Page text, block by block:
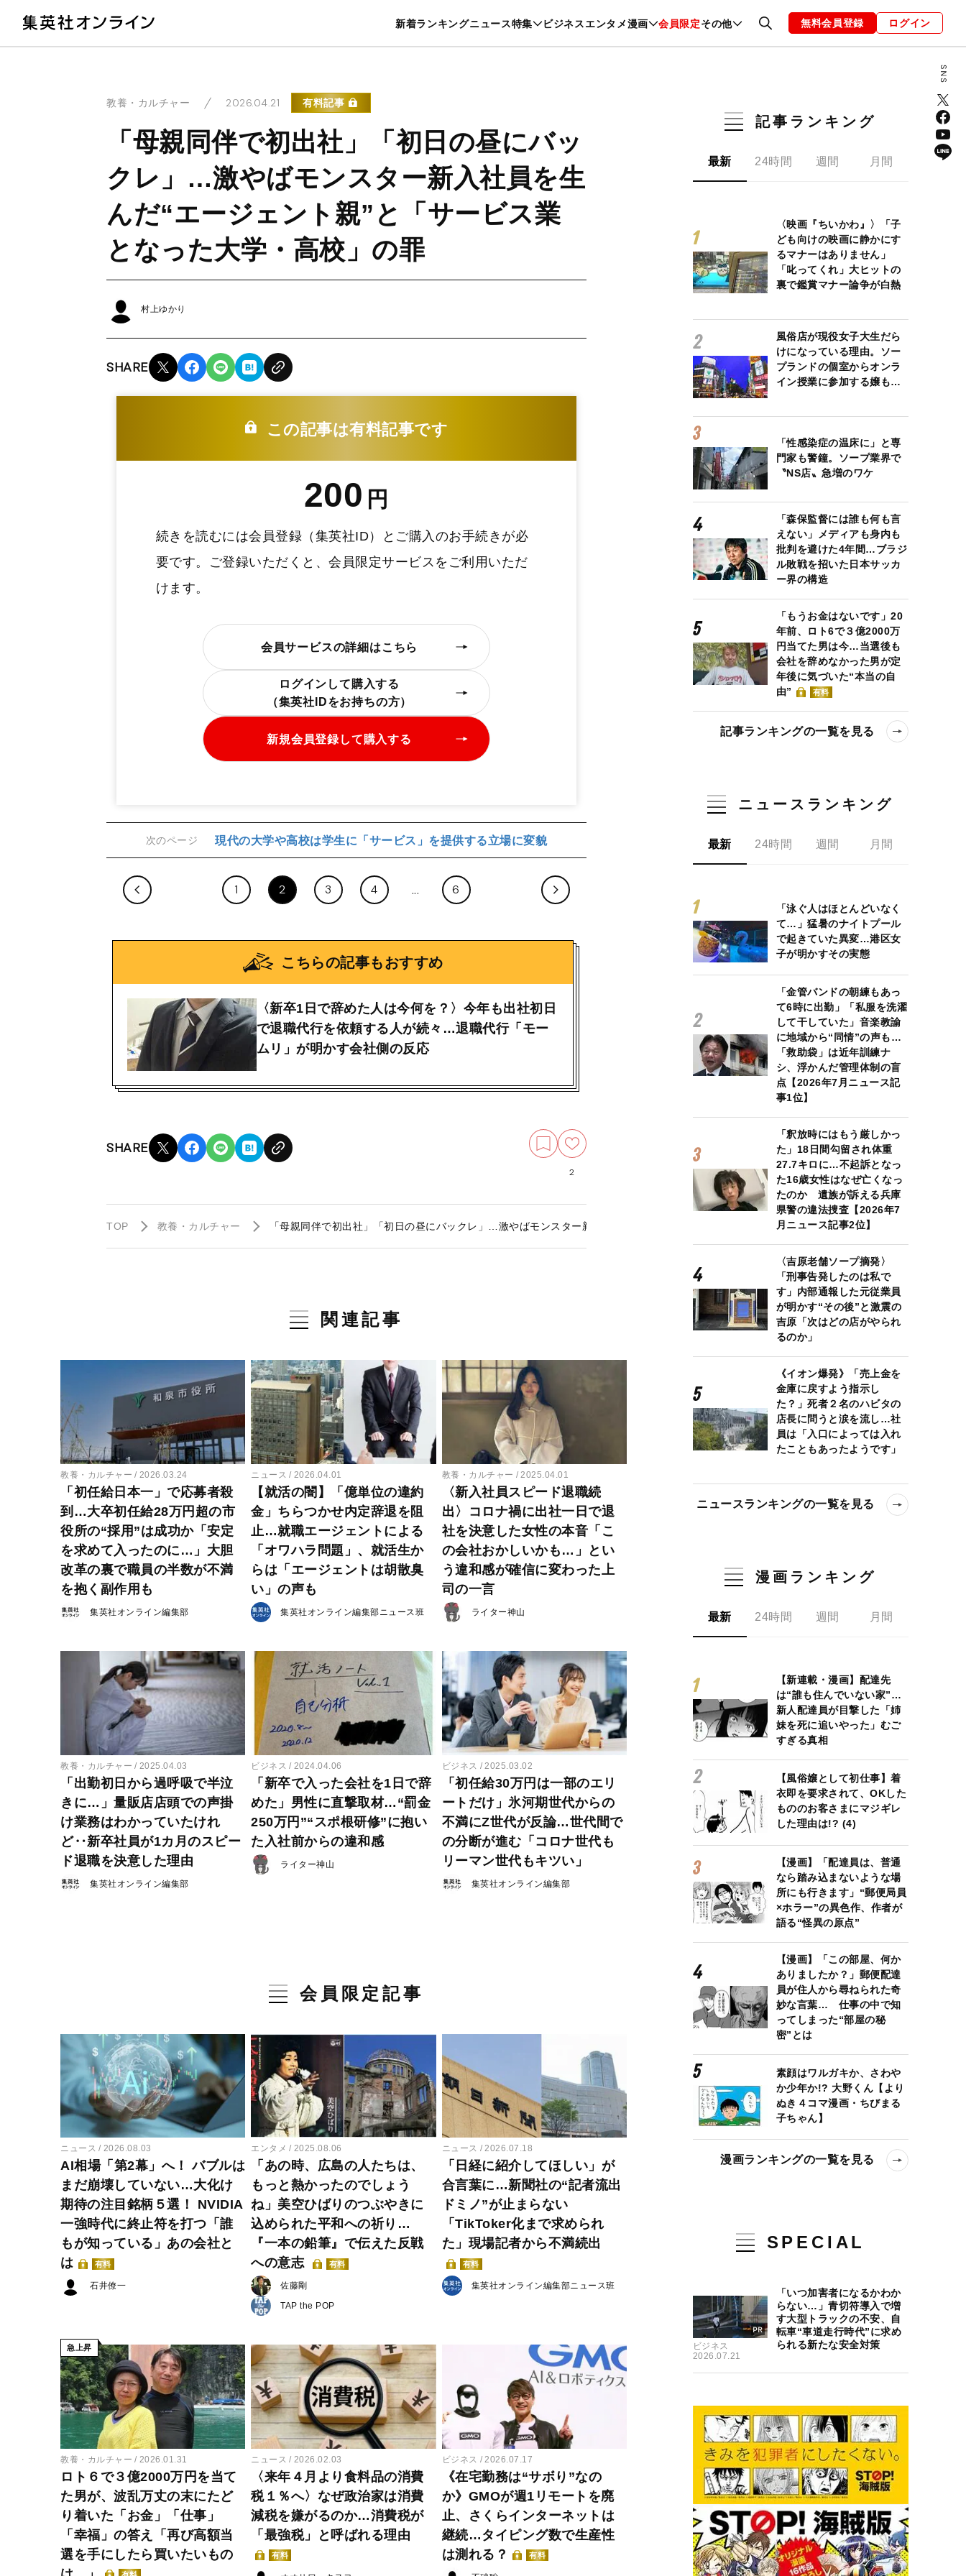
新着ランキングニュース特集 ビジネスエンタメ漫画 会員限定その他
暮らし スポーツ ヘルスケア 美容 グルメ ファッション 恋愛・結婚 編集部 お知らせ
無料会員登録 ログイン
教養・カルチャー 2026.04.21 有料記事
「母親同伴で初出社」「初日の昼にバッ
クレ」…激やばモンスター新入社員を生
んだ“エージェント親”と「サービス業
となった大学・高校」の罪
村上ゆかり
SHARE
この記事は有料記事です
200 円
続きを読むには会員登録（集英社ID）とご購入のお手続きが必
要です。ご登録いただくと、会員限定サービスをご利用いただ
けます。
会員サービスの詳細はこちら
ログインして購入する
（集英社IDをお持ちの方）
新規会員登録して購入する
次のページ 現代の大学や高校は学生に「サービス」を提供する立場に変貌
1 2 3 4 6
こちらの記事もおすすめ
〈新卒1日で辞めた人は今何を？〉今年も出社初日
で退職代行を依頼する人が続々…退職代行「モー
ムリ」が明かす会社側の反応
SHARE
2
TOP 教養・カルチャー 「母親同伴で初出社」「初日の昼にバックレ」…激やばモンスター新入社員を生んだ“エージェント親”と「サービス業となった大学・高校」の罪
関連記事
教養・カルチャー 2026.03.24
「初任給日本一」で応募者殺
到…大卒初任給28万円超の市
役所の“採用”は成功か「安定
を求めて入ったのに…」大胆
改革の裏で職員の半数が不満
を抱く副作用も
集英社オンライン編集部
ニュース 2026.04.01
【就活の闇】「億単位の違約
金」ちらつかせ内定辞退を阻
止…就職エージェントによる
「オワハラ問題」、就活生か
らは「エージェントは胡散臭
い」の声も
集英社オンライン編集部ニュース班
教養・カルチャー 2025.04.01
〈新入社員スピード退職続
出〉コロナ禍に出社一日で退
社を決意した女性の本音「こ
の会社おかしいかも…」とい
う違和感が確信に変わった上
司の一言
ライター神山
教養・カルチャー 2025.04.03
「出勤初日から過呼吸で半泣
きに…」量販店店頭での声掛
け業務はわかっていたけれ
ど‥新卒社員が1カ月のスピー
ド退職を決意した理由
集英社オンライン編集部
ビジネス 2024.04.06
「新卒で入った会社を1日で辞
めた」男性に直撃取材…“罰金
250万円”“スポ根研修”に抱い
た入社前からの違和感
ライター神山
ビジネス 2025.03.02
「初任給30万円は一部のエリ
ートだけ」氷河期世代からの
不満にZ世代が反論…世代間で
の分断が進む「コロナ世代も
リーマン世代もキツい」
集英社オンライン編集部
会員限定記事
ニュース 2026.08.03
AI相場「第2幕」へ！ バブルは
まだ崩壊していない…大化け
期待の注目銘柄５選！ NVIDIA
一強時代に終止符を打つ「誰
もが知っている」あの会社と
は
有料
石井僚一
エンタメ 2025.08.06
「あの時、広島の人たちは、
もっと熱かったのでしょう
ね」美空ひばりのつぶやきに
込められた平和への祈り…
『一本の鉛筆』で伝えた反戦
への意志
有料
佐藤剛
TAP the POP
ニュース 2026.07.18
「日経に紹介してほしい」が
合言葉に…新聞社の“記者流出
ドミノ”が止まらない
「TikToker化まで求められ
た」現場記者から不満続出
有料
集英社オンライン編集部ニュース班
急上昇
教養・カルチャー 2026.01.31
ロト６で３億2000万円を当て
た男が、波乱万丈の末にたど
り着いた「お金」「仕事」
「幸福」の答え「再び高額当
選を手にしたら買いたいもの
ニュース 2026.02.03
〈来年４月より食料品の消費
税１％へ〉なぜ政治家は消費
減税を嫌がるのか…消費税が
「最強税」と呼ばれる理由
有料
ビジネス 2026.07.17
《在宅勤務は“サボり”なの
か》GMOが週1リモートを廃
止、さくらインターネットは
継続…タイピング数で生産性
は測れる？
有料
記事ランキング
最新 24時間 週間 月間
〈映画『ちいかわ』〉「子
ども向けの映画に静かにす
るマナーはありません」
「叱ってくれ」大ヒットの
裏で鑑賞マナー論争が白熱
風俗店が現役女子大生だら
けになっている理由。ソー
プランドの個室からオンラ
イン授業に参加する嬢も…
「性感染症の温床に」と専
門家も警鐘。ソープ業界で
〝NS店〟急増のワケ
「森保監督には誰も何も言
えない」メディアも身内も
批判を避けた4年間…ブラジ
ル敗戦を招いた日本サッカ
ー界の構造
「もうお金はないです」20
年前、ロト6で３億2000万
円当てた男は今…当選後も
会社を辞めなかった男が定
年後に気づいた“本当の自
由”
有料
記事ランキングの一覧を見る
ニュースランキング
最新 24時間 週間 月間
「泳ぐ人はほとんどいなく
て…」猛暑のナイトプール
で起きていた異変…港区女
子が明かすその実態
「金管バンドの朝練もあっ
て6時に出勤」「私服を洗濯
して干していた」音楽教諭
に地域から“同情”の声も…
「救助袋」は近年訓練ナ
シ、浮かんだ管理体制の盲
点【2026年7月ニュース記
事1位】
「釈放時にはもう厳しかっ
た」18日間勾留され体重
27.7キロに…不起訴となっ
た16歳女性はなぜ亡くなっ
たのか 遺族が訴える兵庫
県警の違法捜査【2026年7
月ニュース記事2位】
〈吉原老舗ソープ摘発〉
「刑事告発したのは私で
す」内部通報した元従業員
が明かす“その後”と激震の
吉原「次はどの店がやられ
るのか」
《イオン爆発》「売上金を
金庫に戻すよう指示し
た？」死者２名のハビタの
店長に問うと涙を流し…社
員は「入口によっては入れ
たこともあったようです」
ニュースランキングの一覧を見る
漫画ランキング
最新 24時間 週間 月間
【新連載・漫画】配達先
は“誰も住んでいない家”…
新人配達員が目撃した「姉
妹を死に追いやった」むご
すぎる真相
【風俗嬢として初仕事】着
衣即を要求されて、OKした
もののお客さまにマジギレ
した理由は!? (4)
【漫画】「配達員は、普通
なら踏み込まないような場
所にも行きます」“郵便局員
×ホラー”の異色作、作者が
語る“怪異の原点”
【漫画】「この部屋、何か
ありましたか？」郵便配達
員が住人から尋ねられた奇
妙な言葉… 仕事の中で知
ってしまった“部屋の秘
密”とは
素顔はワルガキか、さわや
か少年か!? 大野くん【より
ぬき４コマ漫画・ちびまる
子ちゃん】
漫画ランキングの一覧を見る
SPECIAL
ビジネス
2026.07.21
「いつ加害者になるかわか
らない…」青切符導入で増
す大型トラックの不安、自
転車“車道走行時代”に求め
られる新たな安全対策